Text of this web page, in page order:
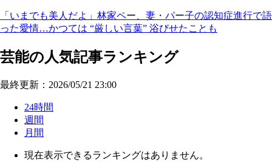
「いまでも美人だよ」林家ペー、妻・パー子の認知症進行で語
った愛情…かつては “厳しい言葉” 浴びせたことも
芸能の人気記事ランキング
最終更新：2026/05/21 23:00
24時間
週間
月間
現在表示できるランキングはありません。